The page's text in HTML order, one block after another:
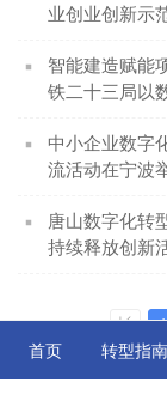
业创业创新示
智能建造赋
铁二十三局以
中小企业数字
流活动在宁波
唐山数字化转
持续释放创新
1
首页 转型指南